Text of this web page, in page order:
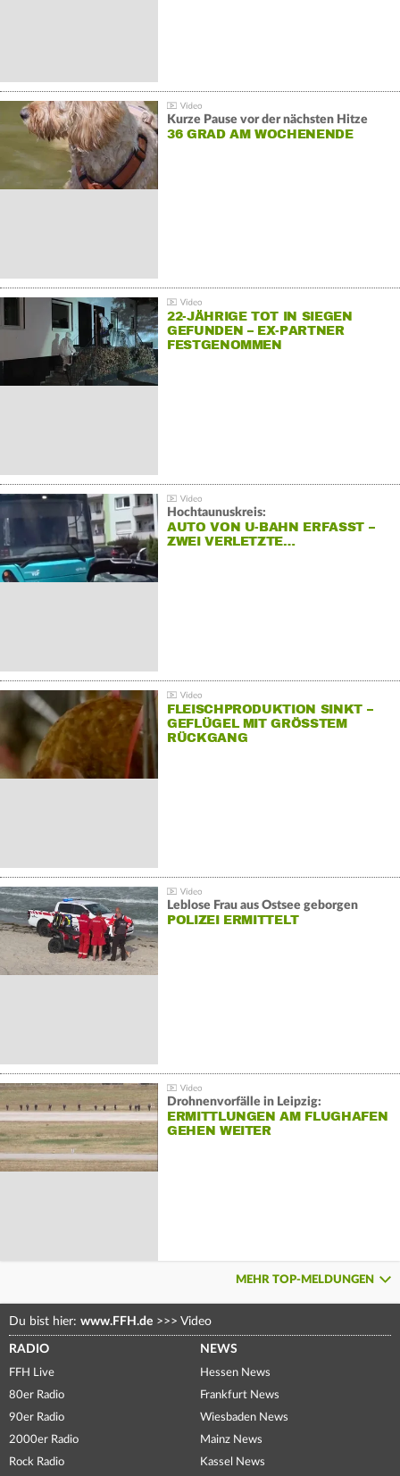
Kurze Pause vor der nächsten Hitze
36 GRAD AM WOCHENENDE
22-JÄHRIGE TOT IN SIEGEN
GEFUNDEN – EX-PARTNER
FESTGENOMMEN
Hochtaunuskreis:
AUTO VON U-BAHN ERFASST –
ZWEI VERLETZTE…
FLEISCHPRODUKTION SINKT –
GEFLÜGEL MIT GRÖSSTEM R
ÜCKGANG
Leblose Frau aus Ostsee geborgen
POLIZEI ERMITTELT
Drohnenvorfälle in Leipzig:
ERMITTLUNGEN AM FLUGHAFEN
GEHEN WEITER
MEHR TOP-MELDUNGEN
Du bist hier: www.FFH.de >>> Video
RADIO
FFH Live
80er Radio
90er Radio
2000er Radio
Rock Radio
NEWS
Hessen News
Frankfurt News
Wiesbaden News
Mainz News
Kassel News